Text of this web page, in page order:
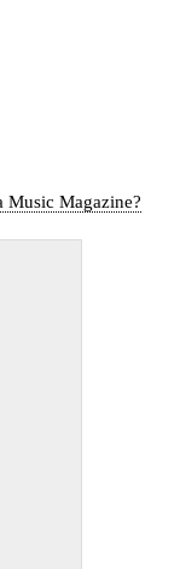
Music Magazine?